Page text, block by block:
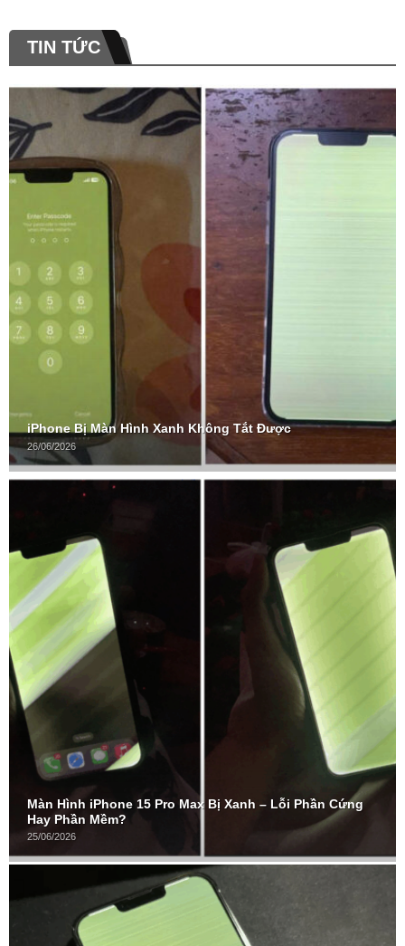
TIN TỨC
iPhone Bị Màn Hình Xanh Không Tắt Được
26/06/2026
Màn Hình iPhone 15 Pro Max Bị Xanh – Lỗi Phần Cứng
Hay Phần Mềm?
25/06/2026